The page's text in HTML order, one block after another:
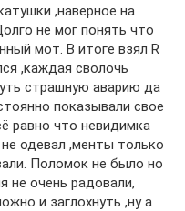
,наверное на
не мог понять что
мот. В итоге взял R
,каждая сволочь
страшную аварию да
показывали свое
равно что невидимка
одевал ,менты только
Поломок не было но
не очень радовали,
и заглохнуть ,ну а